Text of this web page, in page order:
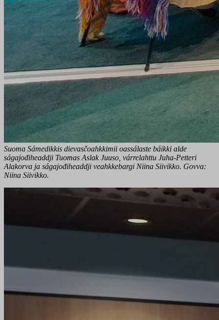
Suoma Sámedikkis dievasčoahkkimii oassálaste báikki alde
ságajođiheaddji Tuomas Aslak Juuso, várrelahttu Juha-Petteri
Alakorva ja ságajođiheaddji veahkkebargi Niina Siivikko. Govva:
Niina Siivikko.